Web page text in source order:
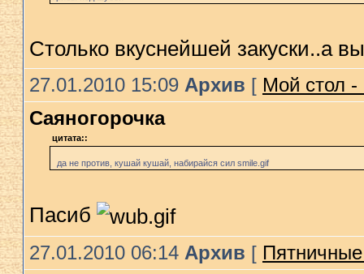
Столько вкуснейшей закуски..а
27.01.2010 15:09 Архив [ Мой стол -
Саяногорочка
цитата::
да не против, кушай кушай, набирайся сил smile.gif
Пасиб
27.01.2010 06:14 Архив [